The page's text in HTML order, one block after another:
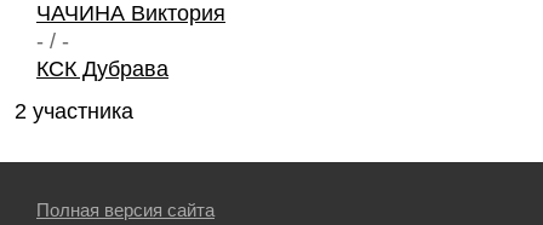
ЧАЧИНА Виктория
- / -
КСК Дубрава
2 участника
Полная версия сайта